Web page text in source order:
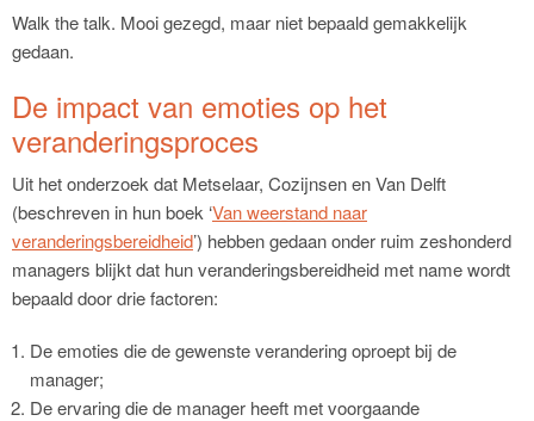
Walk the talk. Mooi gezegd, maar niet bepaald gemakkelijk
gedaan.
De impact van emoties op het
veranderingsproces
Uit het onderzoek dat Metselaar, Cozijnsen en Van Delft
(beschreven in hun boek ‘Van weerstand naar
veranderingsbereidheid’) hebben gedaan onder ruim zeshonderd
managers blijkt dat hun veranderingsbereidheid met name wordt
bepaald door drie factoren:
De emoties die de gewenste verandering oproept bij de
manager;
De ervaring die de manager heeft met voorgaande